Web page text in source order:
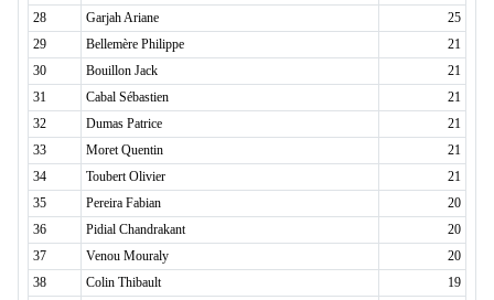
28
Garjah Ariane
25
29
Bellemère Philippe
21
30
Bouillon Jack
21
31
Cabal Sébastien
21
32
Dumas Patrice
21
33
Moret Quentin
21
34
Toubert Olivier
21
35
Pereira Fabian
20
36
Pidial Chandrakant
20
37
Venou Mouraly
20
38
Colin Thibault
19